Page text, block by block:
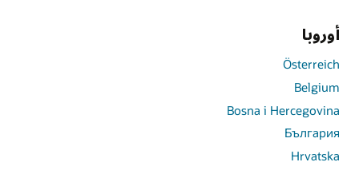
أوروبا
Österreich
Belgium
Bosna i Hercegovina
България
Hrvatska